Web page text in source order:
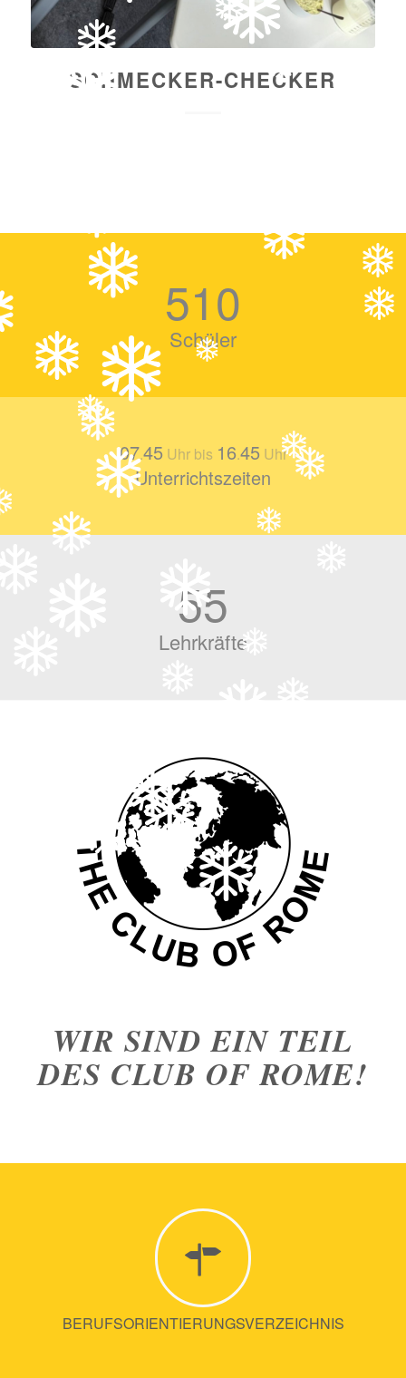
SCHMECKER-CHECKER
510
Schüler
07.45 Uhr bis 16.45 Uhr
Unterrichtszeiten
55
Lehrkräfte
WIR SIND EIN TEIL
DES CLUB OF ROME!
BERUFSORIENTIERUNGSVERZEICHNIS